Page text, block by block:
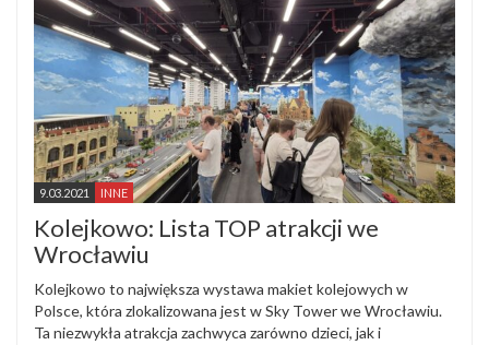
9.03.2021 INNE
Kolejkowo: Lista TOP atrakcji we
Wrocławiu
Kolejkowo to największa wystawa makiet kolejowych w
Polsce, która zlokalizowana jest w Sky Tower we Wrocławiu.
Ta niezwykła atrakcja zachwyca zarówno dzieci, jak i